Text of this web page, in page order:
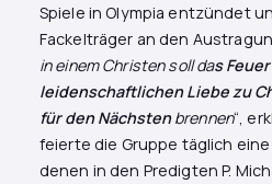
Spiele in Olympia entzündet
Fackelträger an den
in einem Christen soll das
leidenschaftlichen Liebe zu
für den Nächstenbrennen“,
feierte die Gruppe täglich
denen in den Predigten P.